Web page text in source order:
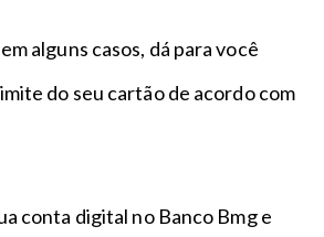
alguns casos, dá para você
do seu cartão de acordo com
conta digital no Banco Bmg e